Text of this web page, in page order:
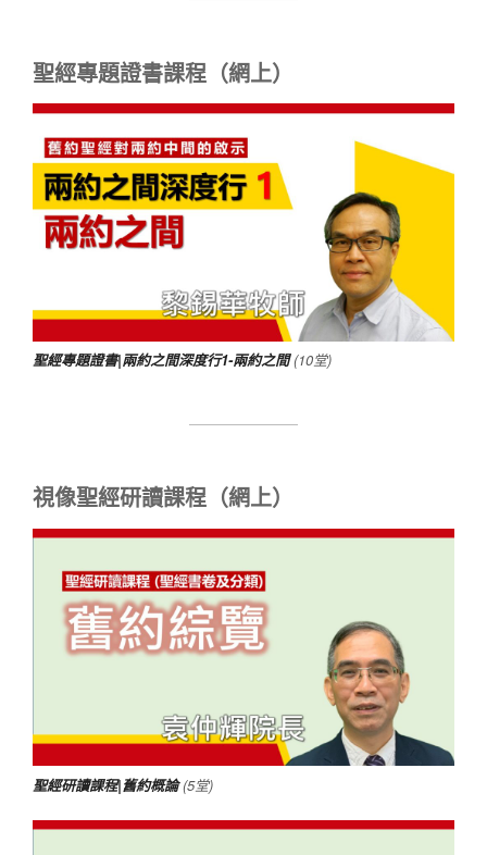
聖經專題證書課程（網上）
聖經專題證書|兩約之間深度行1-兩約之間 (10堂)
視像聖經研讀課程（網上）
聖經研讀課程|舊約概論(5堂)